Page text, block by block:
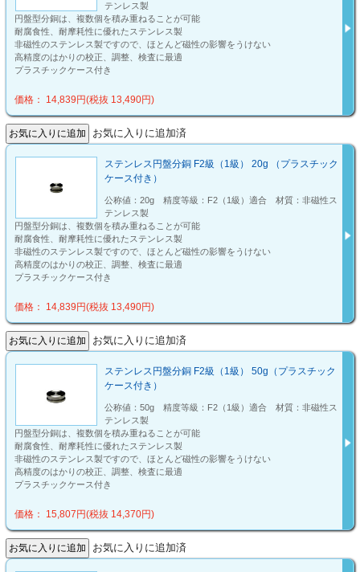
テンレス製
円盤型分銅は、複数個を積み重ねることが可能
耐腐食性、耐摩耗性に優れたステンレス製
非磁性のステンレス製ですので、ほとんど磁性の影響をうけない
高精度のはかりの校正、調整、検査に最適
プラスチックケース付き
価格： 14,839円(税抜 13,490円)
お気に入りに追加済
ステンレス円盤分銅 F2級（1級） 20g （プラスチック
ケース付き）
公称値：20g 精度等級：F2（1級）適合 材質：非磁性ス
テンレス製
円盤型分銅は、複数個を積み重ねることが可能
耐腐食性、耐摩耗性に優れたステンレス製
非磁性のステンレス製ですので、ほとんど磁性の影響をうけない
高精度のはかりの校正、調整、検査に最適
プラスチックケース付き
価格： 14,839円(税抜 13,490円)
お気に入りに追加済
ステンレス円盤分銅 F2級（1級） 50g（プラスチック
ケース付き）
公称値：50g 精度等級：F2（1級）適合 材質：非磁性ス
テンレス製
円盤型分銅は、複数個を積み重ねることが可能
耐腐食性、耐摩耗性に優れたステンレス製
非磁性のステンレス製ですので、ほとんど磁性の影響をうけない
高精度のはかりの校正、調整、検査に最適
プラスチックケース付き
価格： 15,807円(税抜 14,370円)
お気に入りに追加済